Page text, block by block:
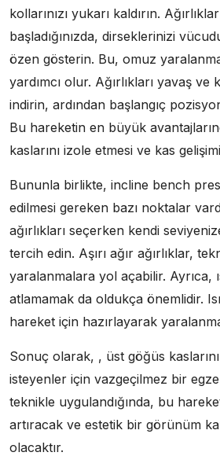
kollarınızı yukarı kaldırın.
başladığınızda, dirseklerinizi
özen gösterin. Bu, omuz
yardımcı olur. Ağırlıkları yavaş
indirin, ardından başlangıç
Bu hareketin en büyük
kaslarını izole etmesi ve kas
Bununla birlikte, incline bench
edilmesi gereken bazı noktalar
ağırlıkları seçerken kendi
tercih edin. Aşırı ağır ağırlıklar,
yaralanmalara yol açabilir. Ayrıca,
atlamamak da oldukça önemlidir.
hareket için hazırlayarak
Sonuç olarak, , üst göğüs
isteyenler için vazgeçilmez bir
teknikle uygulandığında, bu
artıracak ve estetik bir görünüm
olacaktır.